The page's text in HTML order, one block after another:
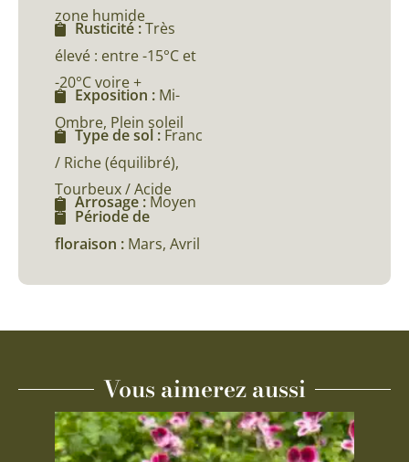
zone humide
Rusticité :Très
élevé : entre -15°C et
-20°C voire +
Exposition : Mi-
Ombre, Plein soleil
Type de sol : Franc
/ Riche (équilibré),
Tourbeux / Acide
Arrosage : Moyen
Période de
floraison : Mars, Avril
Vous aimerez aussi